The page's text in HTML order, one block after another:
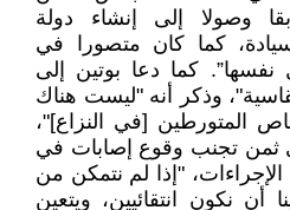
وصولا إلى إنشاء دولة
كما كان متصورا في
كما دعا بوتين إلى
وذكر أنه "ليست هناك
المتورطين [في النزاع]"،
تجنب وقوع إصابات في
"إذا لم نتمكن من
أن نكون انتقائيين، ويتعين